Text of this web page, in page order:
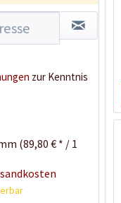
zur Kenntnis
(89,80 € * / 1